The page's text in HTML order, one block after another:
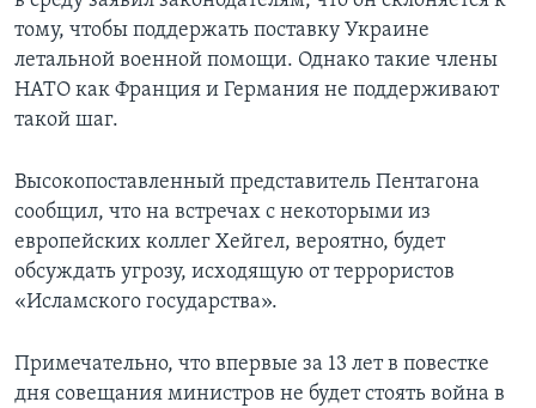
тому, чтобы поддержать поставку Украине
летальной военной помощи. Однако такие члены
НАТО как Франция и Германия не поддерживают
такой шаг.
Высокопоставленный представитель Пентагона
сообщил, что на встречах с некоторыми из
европейских коллег Хейгел, вероятно, будет
обсуждать угрозу, исходящую от террористов
«Исламского государства».
Примечательно, что впервые за 13 лет в повестке
дня совещания министров не будет стоять война в